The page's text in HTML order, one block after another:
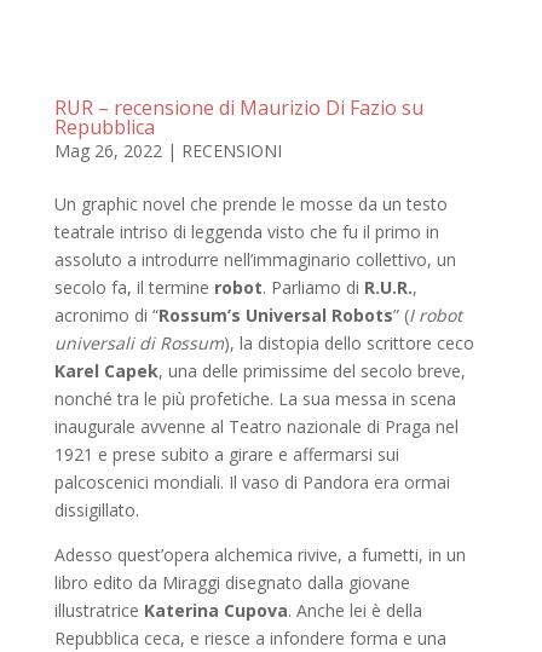
RUR – recensione di Maurizio Di Fazio su
Repubblica
Mag 26, 2022| RECENSIONI
Un graphic novel che prende le mosse da un testo
teatrale intriso di leggenda visto che fu il primo in
assoluto a introdurre nell’immaginario collettivo, un
secolo fa, il termine robot. Parliamo di R.U.R.,
acronimo di “Rossum’s Universal Robots” (I robot
universali di Rossum), la distopia dello scrittore ceco
Karel Capek, una delle primissime del secolo breve,
nonché tra le più profetiche. La sua messa in scena
inaugurale avvenne al Teatro nazionale di Praga nel
1921 e prese subito a girare e affermarsi sui
palcoscenici mondiali. Il vaso di Pandora era ormai
dissigillato.
Adesso quest’opera alchemica rivive, a fumetti, in un
libro edito da Miraggi disegnato dalla giovane
illustratrice Katerina Cupova. Anche lei è della
Repubblica ceca, e riesce a infondere forma e una